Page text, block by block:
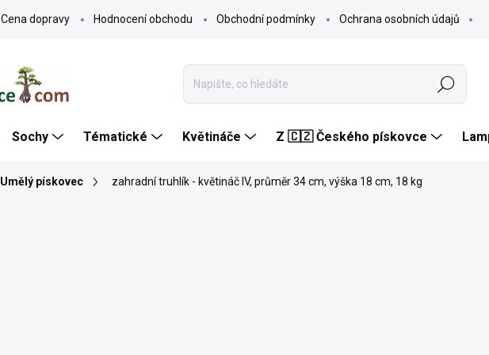
Cena dopravy Hodnocení obchodu Obchodní podmínky Ochrana osobních údajů
Hledat
Sochy Tématické Květináče Z 🇨🇿 Českého pískovce
Umělý pískovec zahradní truhlík - květináč IV, průměr 34 cm, výška 18 cm, 18 kg